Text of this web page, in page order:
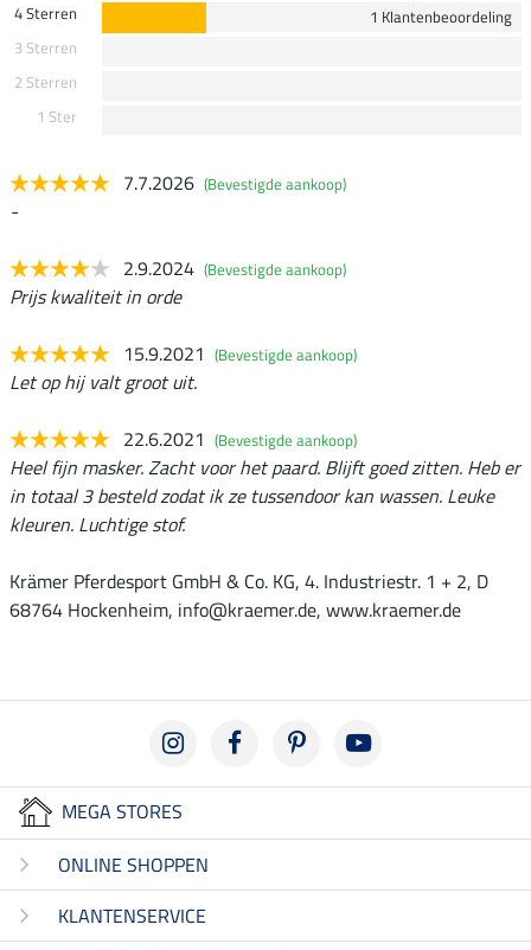
4 Sterren
1 Klantenbeoordeling
3 Sterren
2 Sterren
1 Ster
7.7.2026 (Bevestigde aankoop)
-
2.9.2024 (Bevestigde aankoop)
Prijs kwaliteit in orde
15.9.2021 (Bevestigde aankoop)
Let op hij valt groot uit.
22.6.2021 (Bevestigde aankoop)
Heel fijn masker. Zacht voor het paard. Blijft goed zitten. Heb er
in totaal 3 besteld zodat ik ze tussendoor kan wassen. Leuke
kleuren. Luchtige stof.
Krämer Pferdesport GmbH & Co. KG, 4. Industriestr. 1 + 2, D
68764 Hockenheim, info@kraemer.de, www.kraemer.de
MEGA STORES
ONLINE SHOPPEN
KLANTENSERVICE